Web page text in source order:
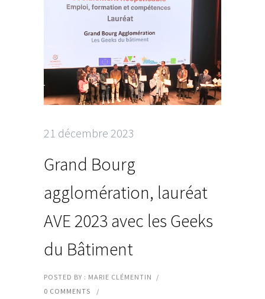
21 décembre 2023
Grand Bourg
agglomération, lauréat
AVE 2023 avec les Geeks
du Bâtiment
POSTED BY : MARIE CLÉMENTIN
/
0 COMMENTS
/